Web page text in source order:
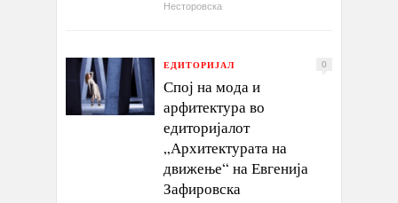
Несторовска
ЕДИТОРИЈАЛ 0
Спој на мода и
арфитектура во
едиторијалот
„Архитектурата на
движење“ на Евгенија
Зафировска